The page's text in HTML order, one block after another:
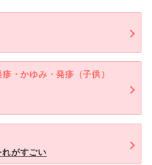
・かゆみ・発疹（子供）
がすごい